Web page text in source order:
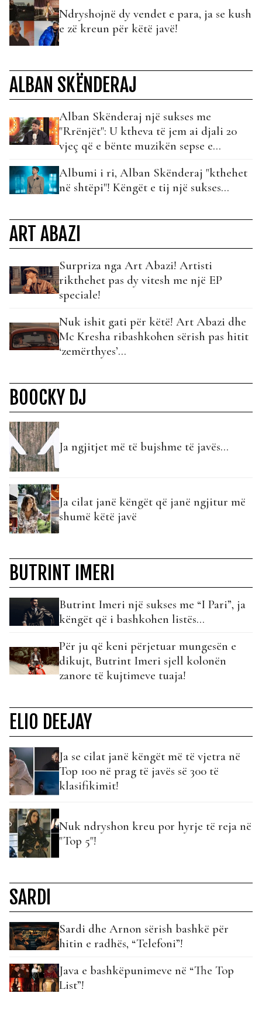
Ndryshojnë dy vendet e para, ja se kush
e zë kreun për këtë javë!
ALBAN SKËNDERAJ
Alban Skënderaj një sukses me
"Rrënjët": U ktheva të jem ai djali 20
vjeç që e bënte muzikën sepse e
Albumi i ri, Alban Skënderaj "kthehet
në shtëpi"! Këngët e tij një sukses...
ART ABAZI
Surpriza nga Art Abazi! Artisti
rikthehet pas dy vitesh me një EP
speciale!
Nuk ishit gati për këtë! Art Abazi dhe
Mc Kresha ribashkohen sërish pas hitit
‘zemërthyes’…
BOOCKY DJ
Ja ngjitjet më të bujshme të javës...
Ja cilat janë këngët që janë ngjitur më
shumë këtë javë
BUTRINT IMERI
Butrint Imeri një sukses me “I Pari”, ja
këngët që i bashkohen listës…
Për ju që keni përjetuar mungesën e
dikujt, Butrint Imeri sjell kolonën
zanore të kujtimeve tuaja!
ELIO DEEJAY
Ja se cilat janë këngët më të vjetra në
Top 100 në prag të javës së 300 të
klasifikimit!
Nuk ndryshon kreu por hyrje të reja në
"Top 5"!
SARDI
Sardi dhe Arnon sërish bashkë për
hitin e radhës, “Telefoni”!
Java e bashkëpunimeve në “The Top
List”!